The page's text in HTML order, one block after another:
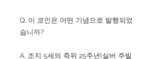
Q. 이 코인은 어떤 기념으로 발행되었
습니까?
A. 조지 5세의 즉위 25주년(실버 주빌